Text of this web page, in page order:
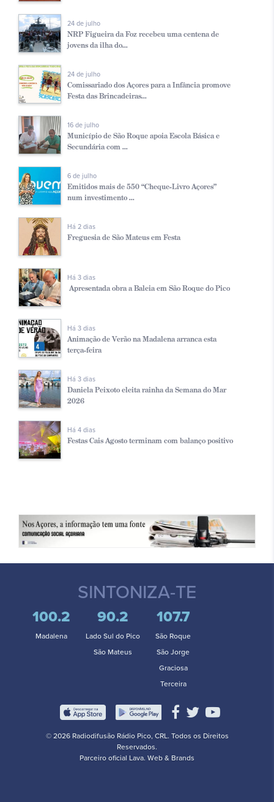
24 de julho
NRP Figueira da Foz recebeu uma centena de
jovens da ilha do...
24 de julho
Comissariado dos Açores para a Infância promove
Festa das Brincadeiras...
16 de julho
Município de São Roque apoia Escola Básica e
Secundária com ...
6 de julho
Emitidos mais de 550 “Cheque-Livro Açores”
num investimento ...
Há 2 dias
Freguesia de São Mateus em Festa
Há 3 dias
Apresentada obra a Baleia em São Roque do Pico
Há 3 dias
Animação de Verão na Madalena arranca esta
terça-feira
Há 3 dias
Daniela Peixoto eleita rainha da Semana do Mar
2026
Há 4 dias
Festas Cais Agosto terminam com balanço positivo
SINTONIZA-TE
100.2
Madalena
90.2
Lado Sul do Pico
São Mateus
107.7
São Roque
São Jorge
Graciosa
Terceira
© 2026 Radiodifusão Rádio Pico, CRL. Todos os Direitos
Reservados.
Parceiro oficial Lava. Web & Brands